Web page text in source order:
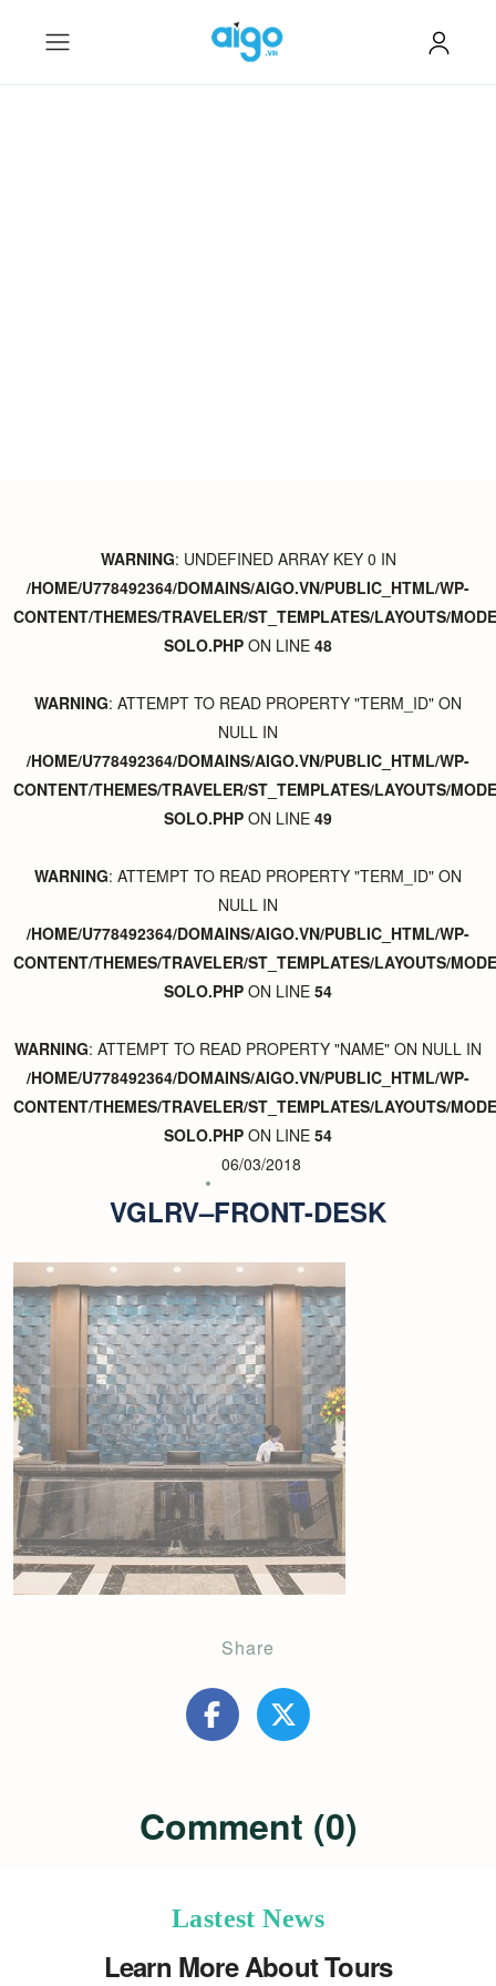
WARNING: UNDEFINED ARRAY KEY 0 IN
/HOME/U778492364/DOMAINS/AIGO.VN/PUBLIC_HTML/WP-
CONTENT/THEMES/TRAVELER/ST_TEMPLATES/LAYOUTS/
SOLO.PHP ON LINE 48
WARNING: ATTEMPT TO READ PROPERTY "TERM_ID" ON
NULL IN
/HOME/U778492364/DOMAINS/AIGO.VN/PUBLIC_HTML/WP-
CONTENT/THEMES/TRAVELER/ST_TEMPLATES/LAYOUTS/
SOLO.PHP ON LINE 49
WARNING: ATTEMPT TO READ PROPERTY "TERM_ID" ON
NULL IN
/HOME/U778492364/DOMAINS/AIGO.VN/PUBLIC_HTML/WP-
CONTENT/THEMES/TRAVELER/ST_TEMPLATES/LAYOUTS/
SOLO.PHP ON LINE 54
WARNING: ATTEMPT TO READ PROPERTY "NAME" ON NULL IN
/HOME/U778492364/DOMAINS/AIGO.VN/PUBLIC_HTML/WP-
CONTENT/THEMES/TRAVELER/ST_TEMPLATES/LAYOUTS/
SOLO.PHP ON LINE 54
06/03/2018
VGLRV–FRONT-DESK
Share
Comment (0)
Lastest News
Learn More About Tours